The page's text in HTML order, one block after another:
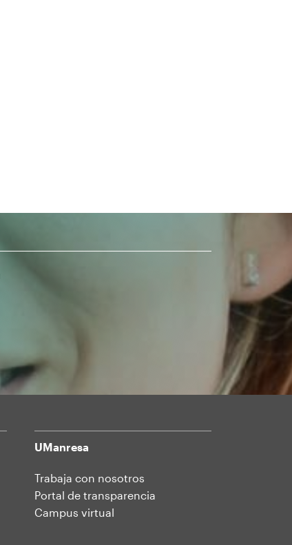
UManresa
Trabaja con nosotros
Portal de transparencia
Campus virtual